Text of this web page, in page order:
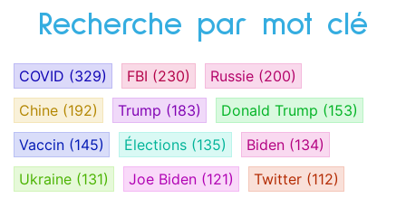
Recherche par mot clé
COVID (329) FBI (230) Russie (200)
Chine (192) Trump (183) Donald Trump (153)
Vaccin (145) Élections (135) Biden (134)
Ukraine (131) Joe Biden (121) Twitter (112)